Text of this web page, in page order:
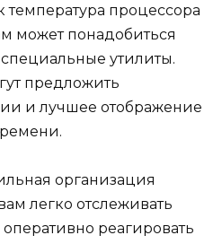
температура процессора
может понадобиться
специальные утилиты.
предложить
и лучшее отображение
организация
легко отслеживать
реагировать